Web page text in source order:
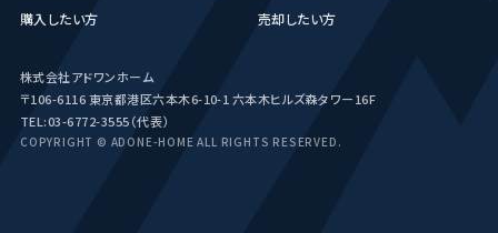
購入したい方 売却したい方
株式会社アドワンホーム
〒106-6116 東京都港区六本木6-10-1 六本木ヒルズ森タワー16F
TEL:03-6772-3555（代表）
COPYRIGHT © ADONE-HOME ALL RIGHTS RESERVED.